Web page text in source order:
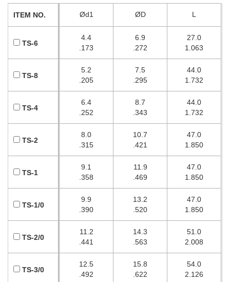
Ød1 ØD L
4.4
.173
6.9
.272
27.0
1.063
5.2
.205
7.5
.295
44.0
1.732
6.4
.252
8.7
.343
44.0
1.732
8.0
.315
10.7
.421
47.0
1.850
9.1
.358
11.9
.469
47.0
1.850
9.9
.390
13.2
.520
47.0
1.850
11.2
.441
14.3
.563
51.0
2.008
12.5
.492
15.8
.622
54.0
2.126
ITEM NO.
TS-6
TS-8
TS-4
TS-2
TS-1
TS-1/0
TS-2/0
TS-3/0